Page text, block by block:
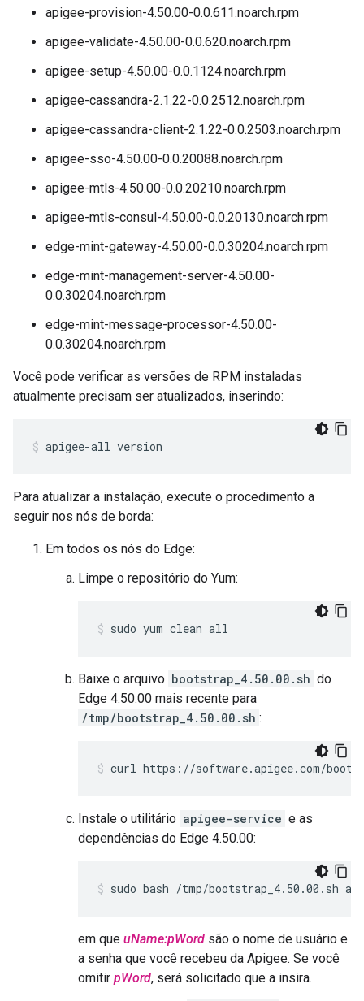
apigee-provision-4.50.00-0.0.611.noarch.rpm
apigee-validate-4.50.00-0.0.620.noarch.rpm
apigee-setup-4.50.00-0.0.1124.noarch.rpm
apigee-cassandra-2.1.22-0.0.2512.noarch.rpm
apigee-cassandra-client-2.1.22-0.0.2503.noarch.rpm
apigee-sso-4.50.00-0.0.20088.noarch.rpm
apigee-mtls-4.50.00-0.0.20210.noarch.rpm
apigee-mtls-consul-4.50.00-0.0.20130.noarch.rpm
edge-mint-gateway-4.50.00-0.0.30204.noarch.rpm
edge-mint-management-server-4.50.00-
0.0.30204.noarch.rpm
edge-mint-message-processor-4.50.00-
0.0.30204.noarch.rpm
Você pode verificar as versões de RPM instaladas
atualmente precisam ser atualizados, inserindo:
apigee-all version
Para atualizar a instalação, execute o procedimento a
seguir nos nós de borda:
Em todos os nós do Edge:
Limpe o repositório do Yum:
sudo yum clean all
Baixe o arquivo bootstrap_4.50.00.sh do
Edge 4.50.00 mais recente para
/tmp/bootstrap_4.50.00.sh :
curl https://software.apigee.com/
Instale o utilitário apigee-service e as
dependências do Edge 4.50.00:
sudo bash /tmp/bootstrap_4.50.00.sh
em que uName:pWord são o nome de usuário e
a senha que você recebeu da Apigee. Se você
omitir pWord, será solicitado que a insira.